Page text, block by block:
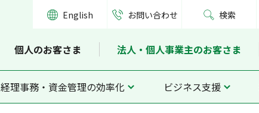
English お問い合わせ 検索
個人のお客さま 法人・個人事業主のお客さま
経理事務・資金管理の効率化 ビジネス支援